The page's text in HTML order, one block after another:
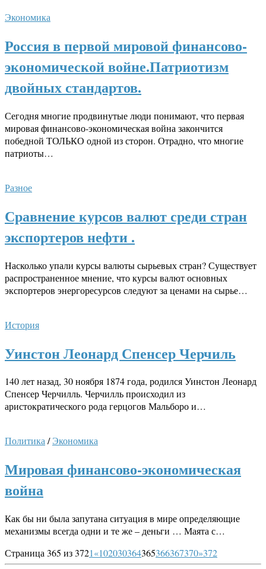
Экономика
Россия в первой мировой финансово-
экономической войне.Патриотизм
двойных стандартов.
Сегодня многие продвинутые люди понимают, что первая
мировая финансово-экономическая война закончится
победной ТОЛЬКО одной из сторон. Отрадно, что многие
патриоты…
Разное
Сравнение курсов валют среди стран
экспортеров нефти .
Насколько упали курсы валюты сырьевых стран? Существует
распространенное мнение, что курсы валют основных
экспортеров энергоресурсов следуют за ценами на сырье…
История
Уинстон Леонард Спенсер Черчиль
140 лет назад, 30 ноября 1874 года, родился Уинстон Леонард
Спенсер Черчилль. Черчилль происходил из
аристократического рода герцогов Мальборо и…
Политика/Экономика
Мировая финансово-экономическая
война
Как бы ни была запутана ситуация в мире определяющие
механизмы всегда одни и те же – деньги … Маята с…
Страница 365 из 3721«102030364365366367370»372